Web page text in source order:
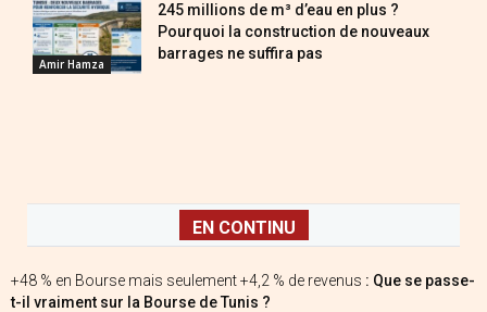
Amir Hamza
245 millions de m³ d’eau en plus ?
Pourquoi la construction de nouveaux
barrages ne suffira pas
EN CONTINU
+48 % en Bourse mais seulement +4,2 % de revenus : Que se passe-
t-il vraiment sur la Bourse de Tunis ?